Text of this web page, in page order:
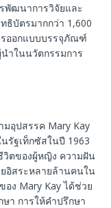
พัฒนาการวิจัยและ
บัตรมากกว่า 1,600
ออกแบบบรรจุภัณฑ์
ำในนวัตกรรมการ
อุปสรรค Mary Kay
รัฐเท็กซัสในปี 1963
วิตของผู้หญิง ความฝัน
อิสระหลายล้านคนใน
ง Mary Kay ได้ช่วย
า การให้คำปรึกษา